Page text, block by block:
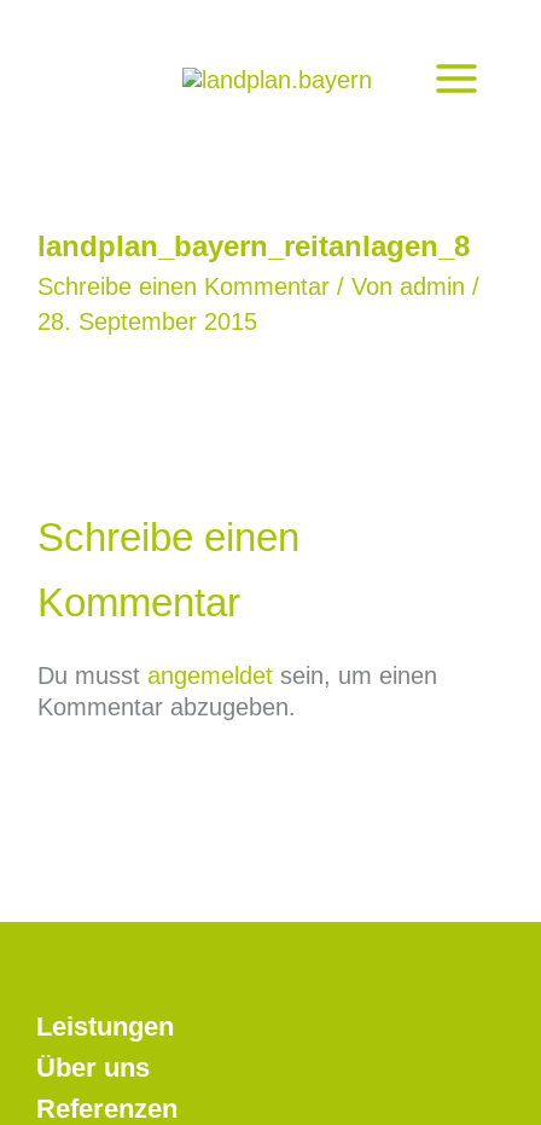
landplan_bayern_reitanlagen_8
Schreibe einen Kommentar / Von admin /
28. September 2015
Schreibe einen
Kommentar
Du musst angemeldetsein, um einen
Kommentar abzugeben.
Leistungen
Über uns
Referenzen